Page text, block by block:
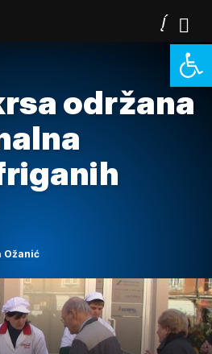
održana
Ožanić